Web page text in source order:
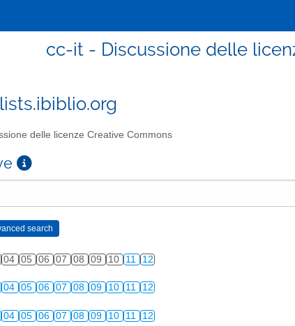
cc-it - Discussione delle
delle licenze Creative Commons
04 05 06 07 08 09 10 11 12
04 05 06 07 08 09 10 11 12
04 05 06 07 08 09 10 11 12